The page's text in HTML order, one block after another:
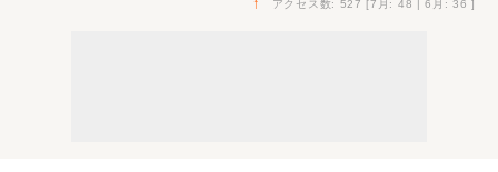
アクセス数: 527 [7月: 48 | 6月: 36 ]